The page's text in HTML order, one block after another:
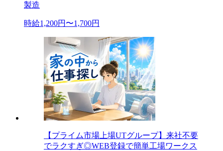
製造
時給1,200円〜1,700円
【プライム市場上場UTグループ】来社不要
でラクすぎ◎WEB登録で簡単工場ワークス